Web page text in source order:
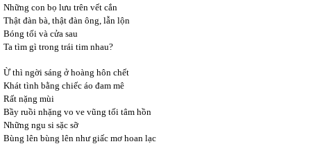
Những con bọ lưu trên vết cắn
Thật đàn bà, thật đàn ông, lẫn lộn
Bóng tối và cửa sau
Ta tìm gì trong trái tim nhau?
Ừ thì ngời sáng ở hoàng hôn chết
Khát tình bằng chiếc áo đam mê
Rất nặng mùi
Bầy ruồi nhặng vo ve vũng tối tâm hồn
Những ngu si sặc sỡ
Bùng lên bùng lên như giấc mơ hoan lạc